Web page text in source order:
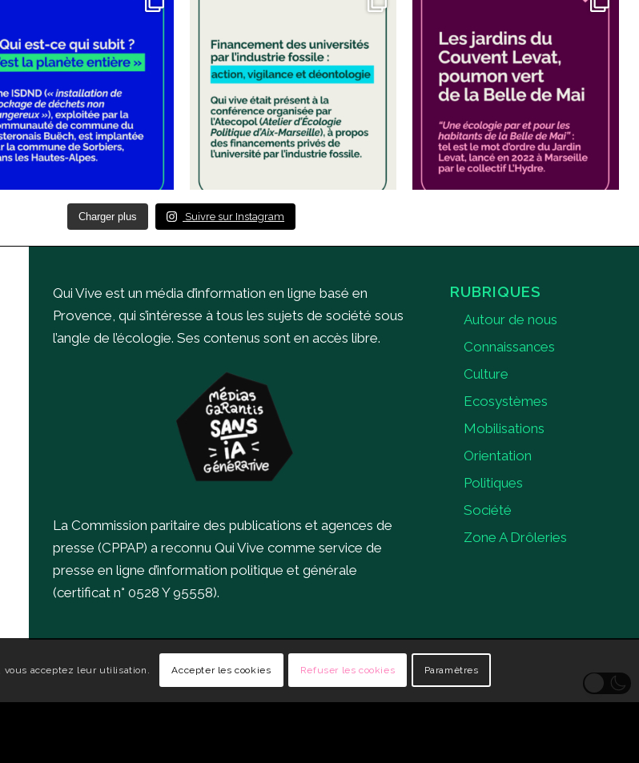
Charger plus Suivre sur Instagram
Qui Vive est un média d’information en ligne basé en
Provence, qui s’intéresse à tous les sujets de société sous
l’angle de l’écologie. Ses contenus sont en accès libre.
La Commission paritaire des publications et agences de
presse (CPPAP) a reconnu Qui Vive comme service de
presse en ligne d’information politique et générale
(certificat n° 0528 Y 95558).
RUBRIQUES
Autour de nous
Connaissances
Culture
Ecosystèmes
Mobilisations
Orientation
Politiques
Société
Zone A Drôleries
vous acceptez leur utilisation. Accepter les cookies Refuser les cookies Paramètres